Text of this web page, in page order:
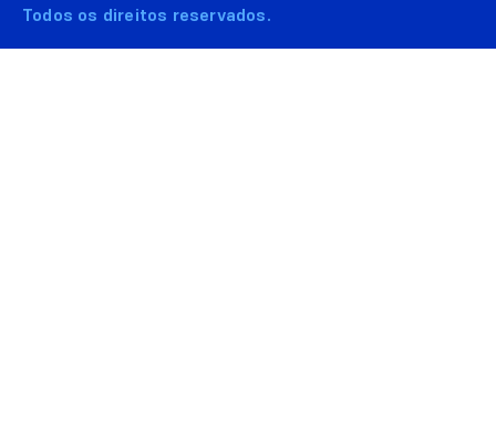
Todos os direitos reservados.